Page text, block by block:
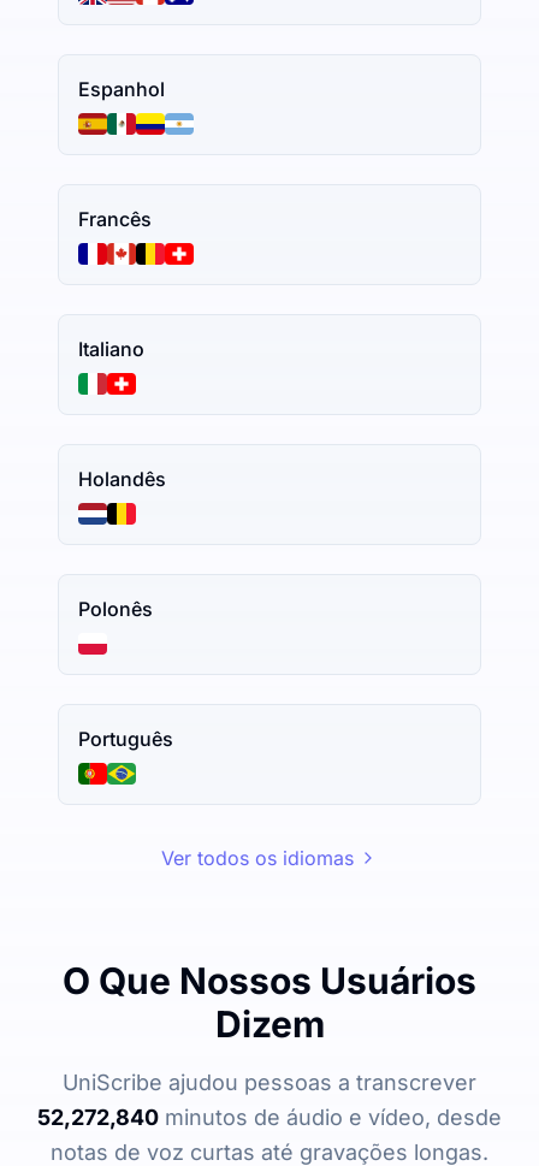
Espanhol
Francês
Italiano
Holandês
Polonês
Português
Ver todos os idiomas
O Que Nossos Usuários
Dizem
UniScribe ajudou pessoas a transcrever
52,272,840 minutos de áudio e vídeo, desde
notas de voz curtas até gravações longas.